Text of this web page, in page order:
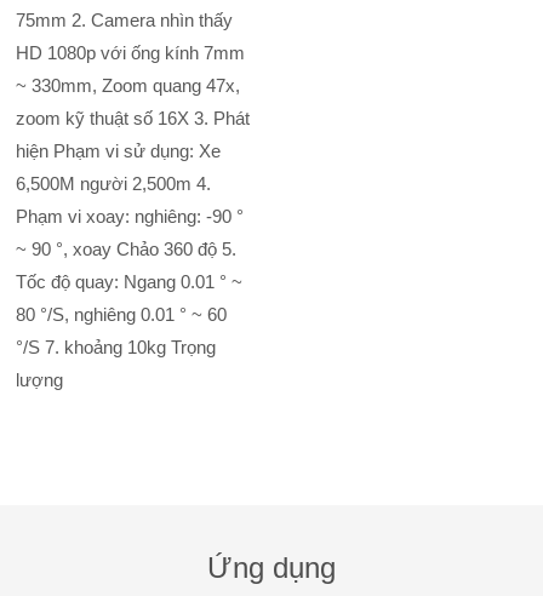
75mm 2. Camera nhìn thấy
HD 1080p với ống kính 7mm
~ 330mm, Zoom quang 47x,
zoom kỹ thuật số 16X 3. Phát
hiện Phạm vi sử dụng: Xe
6,500M người 2,500m 4.
Phạm vi xoay: nghiêng: -90 °
~ 90 °, xoay Chảo 360 độ 5.
Tốc độ quay: Ngang 0.01 ° ~
80 °/S, nghiêng 0.01 ° ~ 60
°/S 7. khoảng 10kg Trọng
lượng
Ứng dụng